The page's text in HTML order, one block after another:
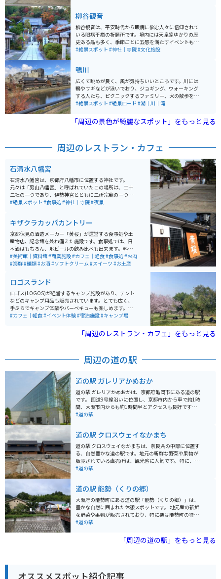
います。宮中の四方拝で遥拝されるこの神社は、ツーリ
ングやバイクで訪れた旅行者にも人気の場所です。
柳谷観音
柳谷観音は、平安時代から眼病に悩む人々に信仰されて
いる眼病平癒の祈願所です。境内には天皇家ゆかりの歴
史ある品も多く、季節ごとに五感を満たすイベントも開
催されており、「花手水」なども人気です。 「あじさい
眼観音がご開帳され、多くの人で賑わいます。この祈願
所は独鈷水という眼病平癒のご利益がある霊水によって
も知られています。
#絶景スポット #神社｜寺院#文化施設
鴨川
広くて眺めが良く、風が気持ちいいところです。川には
鴨やサギなどが泳いでおり、ジョギング、ウォーキング
する人たち、ピクニックするファミリー、犬の散歩を楽
しむ人など、いろんな方々が行き交います。春は桜が楽
#絶景スポット #絶景ロード #湖｜川｜滝
「周辺の景色が綺麗なスポット」をもっと見る
周辺のレストラン・カフェ
石清水八幡宮
石清水八幡宮は、京都府八幡市に位置する神社です。
元々は「男山八幡宮」と呼ばれていたこの場所は、二十
二社の一つであり、伊勢神宮とともに二所宗廟の一つと
なっています。 旧社格は官幣大社で、現在は神社本庁の
います。宮中の四方拝で遥拝されるこの神社は、ツーリ
ングやバイクで訪れた旅行者にも人気の場所です。
#絶景スポット #食事処 #神社｜寺院#夜景
キザクラカッパカントリー
京都伏見の酒造メーカー「黄桜」が運営する食事処や土
産物店、記念館を兼ね備えた施設です。食事処では、日
本酒はもちろん、地ビールの飲み比べも出来ます。料理
もとっても美味しくて、特にかす汁は絶品です。飲んで
食べて、お土産も買える、伏見の酒蔵観光の際は、是非
#美術館｜資料館#商業施設#カフェ｜軽食#食事処 #お肉
#海鮮#麺類#お酒#ソフトクリーム#スイーツ #お土産
ロゴスランド
ロゴス(LOGOS)が経営するキャンプ施設があり、テント
などのキャンプ用品も販売されています。とても広く、
手ぶらでキャンプ体験やバーベキューも楽しめます。施
設内にはキャンプホテルやBBQテラス、アウトドア料理
ックなどのアトラクションも楽しめます。公園内にはピ
緒に楽しい時間を過ごすことができます。近くにコンビ
#カフェ｜軽食#イベント体験#宿泊施設#キャンプ場
「周辺のレストラン・カフェ」をもっと見る
周辺の道の駅
道の駅 ガレリアかめおか
道の駅 ガレリアかめおかは、京都府亀岡市にある道の駅
です。 国道9号線沿いに位置し、京都市内から車で約1時
間、大阪市内からも約1時間半とアクセスも良好です。
地元亀岡の新鮮な野菜や特産品を販売する農産物直売
季節の食材を使った料理やスイーツはおすすめです。 ツ
ーリングの休憩場所としても人気があり、バイクスタン
ドも設置されています。 周辺には、湯の花温泉やるり渓
など、観光スポットも点在しています。 【おすすめポイ
ント】 * 亀岡市内や近隣地域の特産品が購入できる * 新
を使った料理が楽しめる 【周辺情報】 * 湯の花温泉 * る
1-1 * 電話番号：0771-22-0690 * 駐車場：大型車12台、
普通車70台 * 休館日：年中無休
#道の駅
道の駅 クロスウェイなかまち
道の駅 クロスウェイなかまちは、奈良県の中部に位置す
る、自然豊かな道の駅です。地元の新鮮な野菜や果物が
販売されている直売所は、観光客に人気です。 特に、奈
良県産のブランドイチゴ「あすかルビー」や「古都華」
の駅周辺には、歴史的な寺院や美しい自然を楽しめるス
ポットが点在しているので、ツーリングの拠点としても
最適です。
#道の駅
道の駅 能勢（くりの郷）
大阪府の能勢町にある道の駅「能勢（くりの郷）」は、
豊かな自然に囲まれた休憩スポットです。 地元産の新鮮
な野菜や果物が販売されており、特に栗は能勢町の特産
品として有名です。 栗を使ったお菓子や加工品も豊富な
レストランでは、地元食材をふんだんに使った料理を楽
しむことができます。 バイクで訪れる場合、道の駅には
指定されている「箕面の滝」は、迫力満点の景観を楽し
#道の駅
「周辺の道の駅」をもっと見る
オススメスポット紹介記事